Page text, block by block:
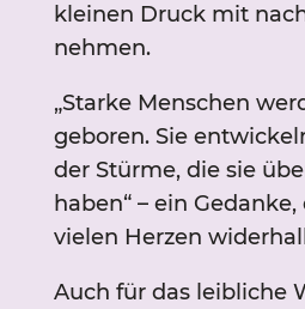
kleinen Druck mit
nehmen.
„Starke Menschen
geboren. Sie
der Stürme, die sie
haben“ – ein
vielen Herzen
Auch für das leibliche